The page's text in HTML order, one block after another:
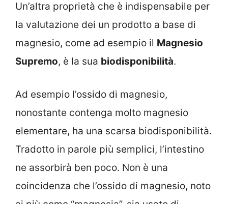
Un’altra proprietà che è indispensabile per
la valutazione dei un prodotto a base di
magnesio, come ad esempio il Magnesio
Supremo, è la sua biodisponibilità.
Ad esempio l’ossido di magnesio,
nonostante contenga molto magnesio
elementare, ha una scarsa biodisponibilità.
Tradotto in parole più semplici, l’intestino
ne assorbirà ben poco. Non è una
coincidenza che l’ossido di magnesio, noto